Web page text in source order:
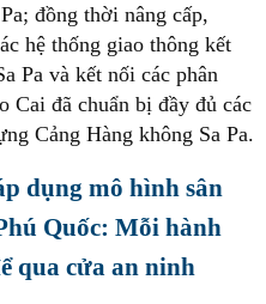
đồng thời nâng cấp,
hệ thống giao thông kết
Pa và kết nối các phân
đã chuẩn bị đầy đủ các
Cảng Hàng không Sa Pa.
dụng mô hình sân
Quốc: Mỗi hành
qua cửa an ninh